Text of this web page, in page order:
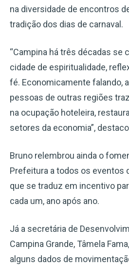
na diversidade de encontros
tradição dos dias de carnaval.
“Campina há três décadas se
cidade de espiritualidade,
fé. Economicamente falando,
pessoas de outras regiões
na ocupação hoteleira,
setores da economia”,
Bruno relembrou ainda o
Prefeitura a todos os eventos
que se traduz em incentivo
cada um, ano após ano.
Já a secretária de
Campina Grande, Tâmela
alguns dados de